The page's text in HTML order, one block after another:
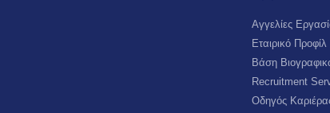
Αγγελίες
Εταιρικό Προφίλ
Βάση
Recruitment
Οδηγός